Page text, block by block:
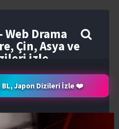
Web Drama
Çin, Asya ve
izle
BL, Japon Dizileri İzle ❤️